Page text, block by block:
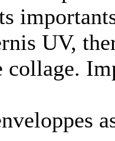
UV,
collage.